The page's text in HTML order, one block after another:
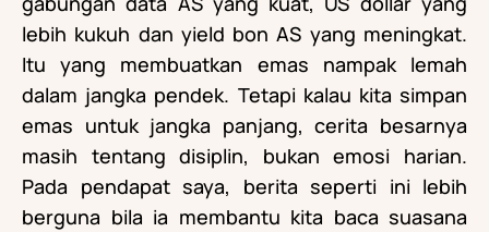
lebih kukuh dan yield bon AS yang meningkat.
Itu yang membuatkan emas nampak lemah
dalam jangka pendek. Tetapi kalau kita simpan
emas untuk jangka panjang, cerita besarnya
masih tentang disiplin, bukan emosi harian.
Pada pendapat saya, berita seperti ini lebih
berguna bila ia membantu kita baca suasana